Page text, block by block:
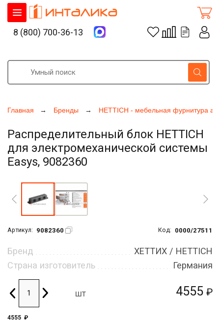
Главная Бренды HETTICH - мебельная фурнитура
Распределительный блок HETTICH
для электромеханической системы
Easys, 9082360
Артикул: 9082360 Код: 0000/27511
4555 ₽
Бренд
ХЕТТИХ / HETTICH
Страна изготовитель
Германия
шт
4555 ₽
8 (800) 700-36-13